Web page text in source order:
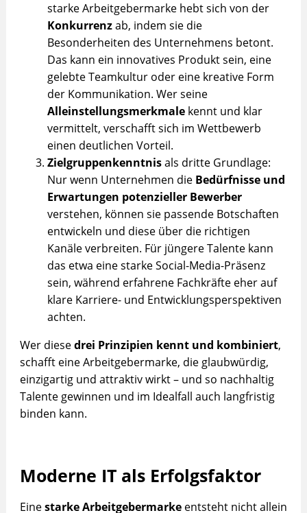
starke Arbeitgebermarke hebt sich von der
Konkurrenzab, indem sie die
Besonderheiten des Unternehmens betont.
Das kann ein innovatives Produkt sein, eine
gelebte Teamkultur oder eine kreative Form
der Kommunikation. Wer seine
Alleinstellungsmerkmalekennt und klar
vermittelt, verschafft sich im Wettbewerb
einen deutlichen Vorteil.
Zielgruppenkenntnisals dritte Grundlage:
Nur wenn Unternehmen die Bedürfnisse und
Erwartungen potenzieller Bewerber
verstehen, können sie passende Botschaften
entwickeln und diese über die richtigen
Kanäle verbreiten. Für jüngere Talente kann
das etwa eine starke Social-Media-Präsenz
sein, während erfahrene Fachkräfte eher auf
klare Karriere- und Entwicklungsperspektiven
achten.
Wer diesedrei Prinzipien kennt und kombiniert,
schafft eine Arbeitgebermarke, die glaubwürdig,
einzigartig und attraktiv wirkt – und so nachhaltig
Talente gewinnen und im Idealfall auch langfristig
binden kann.
Moderne IT als Erfolgsfaktor
Einestarke Arbeitgebermarkeentsteht nicht allein